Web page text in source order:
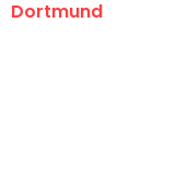
Dortmund